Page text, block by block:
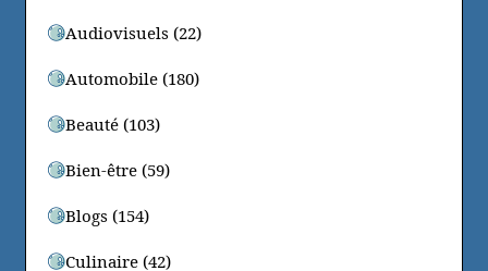
Audiovisuels (22)
Automobile (180)
Beauté (103)
Bien-être (59)
Blogs (154)
Culinaire (42)